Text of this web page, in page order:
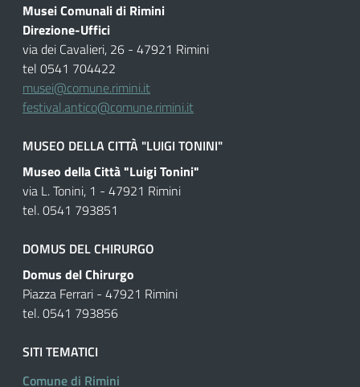
Musei Comunali di Rimini
Direzione-Uffici
via dei Cavalieri, 26 - 47921 Rimini
tel 0541 704422
musei@comune.rimini.it
festival.antico@comune.rimini.it
MUSEO DELLA CITTÀ "LUIGI TONINI"
Museo della Città "Luigi Tonini"
via L. Tonini, 1 - 47921 Rimini
tel. 0541 793851
DOMUS DEL CHIRURGO
Domus del Chirurgo
Piazza Ferrari - 47921 Rimini
tel. 0541 793856
SITI TEMATICI
Comune di Rimini